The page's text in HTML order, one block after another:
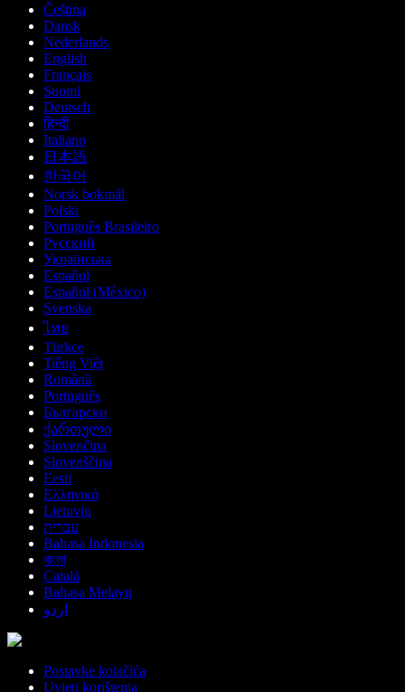
Čeština
Dansk
Nederlands
English
Français
Suomi
Deutsch
हिन्दी
Italiano
日本語
한국어
Norsk bokmål
Polski
Português Brasileiro
Русский
Українська
Español
Español (México)
Svenska
ไทย
Türkçe
Tiếng Việt
Română
Português
Български
ქართული
Slovenčina
Slovenščina
Eesti
Ελληνικά
Lietuvių
עברית
Bahasa Indonesia
বাংলা
Català
Bahasa Melayu
اردو
Postavke kolačića
Uvjeti korištenja